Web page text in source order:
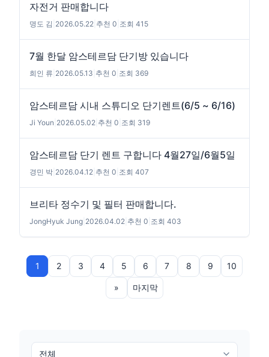
자전거 판매합니다
명도 김 2026.05.22 추천 0 조회 415
7월 한달 암스테르담 단기방 있습니다
희인 류 2026.05.13 추천 0 조회 369
암스테르담 시내 스튜디오 단기렌트(6/5 ~ 6/16)
Ji Youn 2026.05.02 추천 0 조회 319
암스테르담 단기 렌트 구합니다 4월27일/6월5일
경민 박 2026.04.12 추천 0 조회 407
브리타 정수기 및 필터 판매합니다.
JongHyuk Jung 2026.04.02 추천 0 조회 403
1 2 3 4 5 6 7 8 9 10
» 마지막